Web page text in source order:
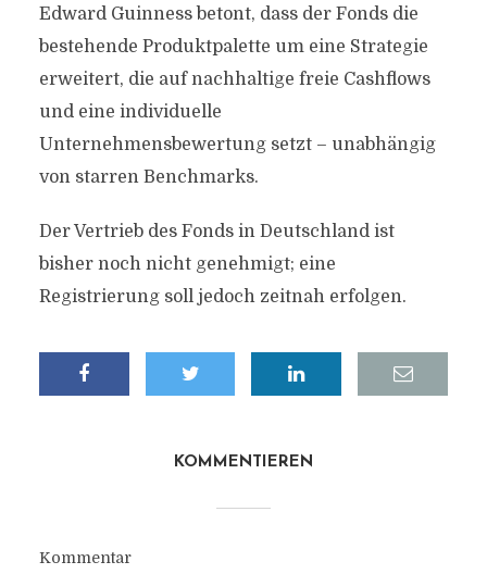
Edward Guinness betont, dass der Fonds die
bestehende Produktpalette um eine Strategie
erweitert, die auf nachhaltige freie Cashflows
und eine individuelle
Unternehmensbewertung setzt – unabhängig
von starren Benchmarks.
Der Vertrieb des Fonds in Deutschland ist
bisher noch nicht genehmigt; eine
Registrierung soll jedoch zeitnah erfolgen.
KOMMENTIEREN
Kommentar